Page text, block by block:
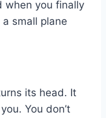
when you finally
small plane
its head. It
You don’t